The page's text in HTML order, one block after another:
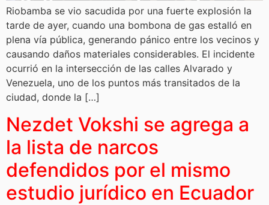
Riobamba se vio sacudida por una fuerte explosión la
tarde de ayer, cuando una bombona de gas estalló en
plena vía pública, generando pánico entre los vecinos y
causando daños materiales considerables. El incidente
ocurrió en la intersección de las calles Alvarado y
Venezuela, uno de los puntos más transitados de la
ciudad, donde la […]
Nezdet Vokshi se agrega a
la lista de narcos
defendidos por el mismo
estudio jurídico en Ecuador